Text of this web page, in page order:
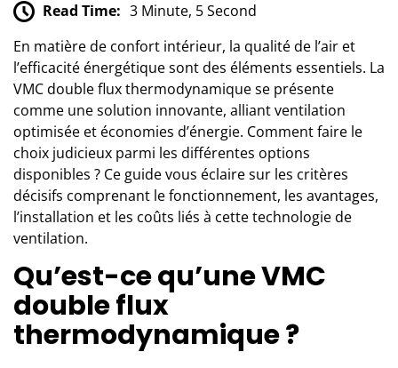
Read Time: 3 Minute, 5 Second
En matière de confort intérieur, la qualité de l’air et
l’efficacité énergétique sont des éléments essentiels. La
VMC double flux thermodynamique se présente
comme une solution innovante, alliant ventilation
optimisée et économies d’énergie. Comment faire le
choix judicieux parmi les différentes options
disponibles ? Ce guide vous éclaire sur les critères
décisifs comprenant le fonctionnement, les avantages,
l’installation et les coûts liés à cette technologie de
ventilation.
Qu’est-ce qu’une VMC
double flux
thermodynamique ?